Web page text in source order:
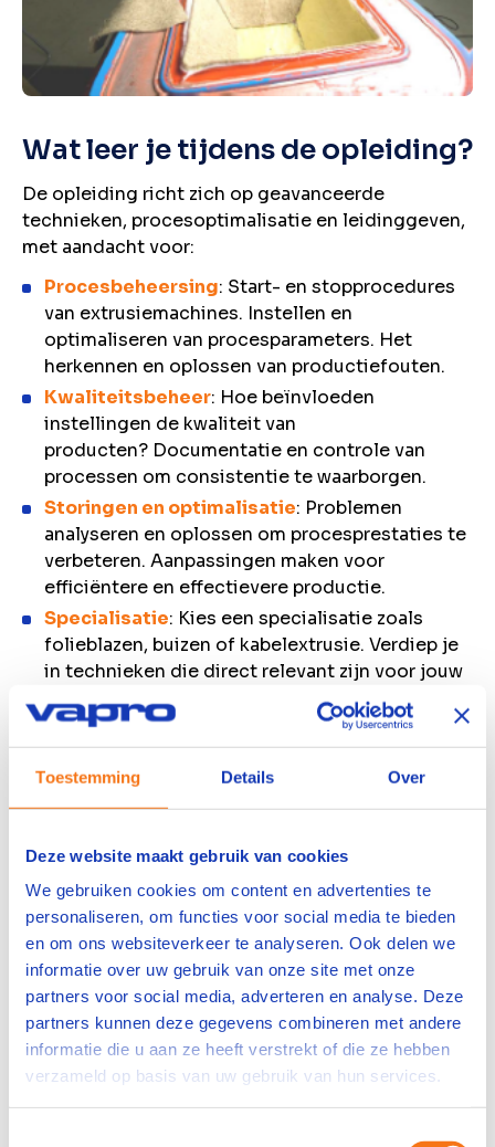
Toestemming Details Over
Deze website maakt gebruik van cookies
We gebruiken cookies om content en advertenties te
personaliseren, om functies voor social media te bieden
en om ons websiteverkeer te analyseren. Ook delen we
informatie over uw gebruik van onze site met onze
partners voor social media, adverteren en analyse. Deze
partners kunnen deze gegevens combineren met andere
informatie die u aan ze heeft verstrekt of die ze hebben
verzameld op basis van uw gebruik van hun services.
Wat leer je tijdens de opleiding?
De opleiding richt zich op geavanceerde
technieken, procesoptimalisatie en leidinggeven,
met aandacht voor:
Procesbeheersing: Start- en stopprocedures
van extrusiemachines. Instellen en
optimaliseren van procesparameters. Het
herkennen en oplossen van productiefouten.
Kwaliteitsbeheer: Hoe beïnvloeden
instellingen de kwaliteit van
producten? Documentatie en controle van
processen om consistentie te waarborgen.
Storingen en optimalisatie: Problemen
analyseren en oplossen om procesprestaties te
verbeteren. Aanpassingen maken voor
efficiëntere en effectievere productie.
Specialisatie: Kies een specialisatie zoals
folieblazen, buizen of kabelextrusie. Verdiep je
in technieken die direct relevant zijn voor jouw
werk.
Leiderschap: Operationeel aansturen van
teams binnen het extrusieproces. Effectieve
communicatie en samenwerking op de
werkvloer.
Inhoud
Alle onderdelen op een rijtje.
Wil jij je verder ontwikkelen en een expertrol
vervullen in jouw productieomgeving? Plan een
kennismakingsgesprek. Samen bespreken we hoe
deze opleiding past bij jouw ambities.
Neem contact op